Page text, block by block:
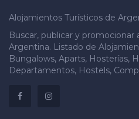
Alojamientos Turísticos de
Buscar, publicar y promocionar
Argentina. Listado de
Bungalows, Aparts, Hosterías,
Departamentos, Hostels,